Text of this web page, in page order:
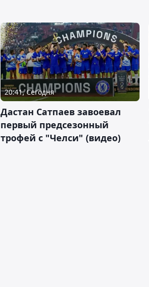
20:41, Сегодня
Дастан Сатпаев завоевал
первый предсезонный
трофей с "Челси" (видео)